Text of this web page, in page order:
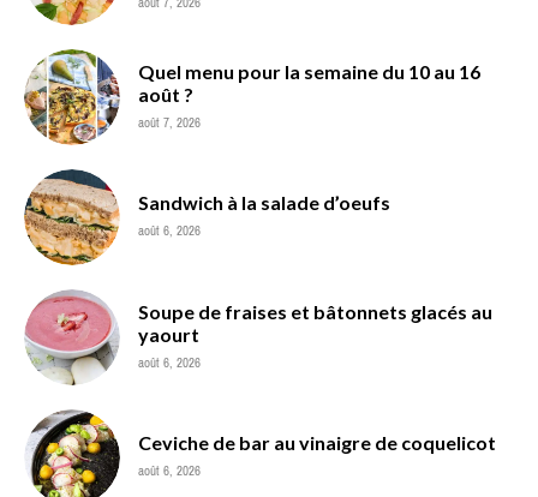
Quel menu pour la semaine du 10 au 16
août ?
août 7, 2026
Sandwich à la salade d’oeufs
août 6, 2026
Soupe de fraises et bâtonnets glacés au
yaourt
août 6, 2026
Ceviche de bar au vinaigre de coquelicot
août 6, 2026